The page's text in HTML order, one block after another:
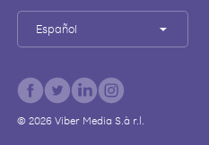
Español
© 2026Viber Media S.à r.l.